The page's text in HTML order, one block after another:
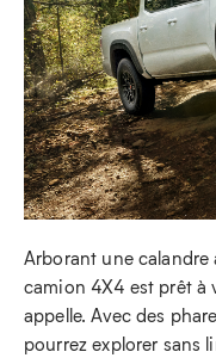
Arborant une
camion 4X4 est prêt à
appelle. Avec des
pourrez explorer sans